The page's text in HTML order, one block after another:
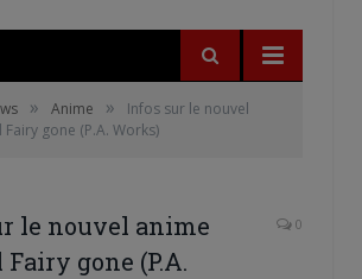
» Anime »
Infos sur le nouvel
gone (P.A. Works)
le nouvel anime
gone (P.A.
0